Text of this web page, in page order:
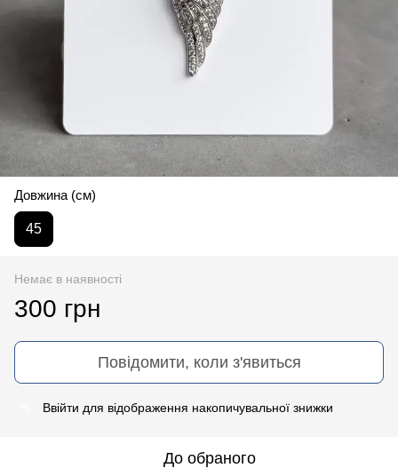
Довжина (см)
45
Немає в наявності
300 грн
Повідомити, коли з'явиться
Ввійти для відображення накопичувальної знижки
До обраного